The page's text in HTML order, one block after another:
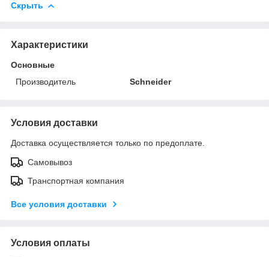
Скрыть
Характеристики
Основные
Производитель
Schneider
Условия доставки
Доставка осуществляется только по предоплате.
Самовывоз
Транспортная компания
Все условия доставки
Условия оплаты